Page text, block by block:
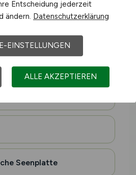
Seenplatte
Entscheidung jederzeit
ändern. Datenschutzerklärung
EINSTELLUNGEN
ALLE AKZEPTIEREN